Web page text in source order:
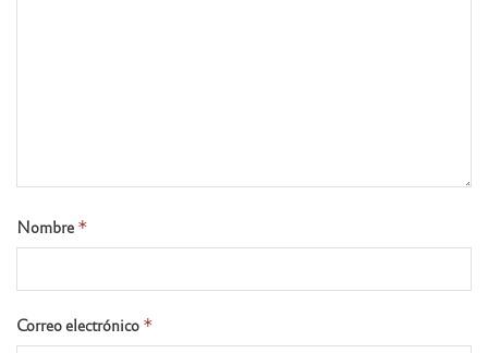
Nombre *
Correo electrónico *